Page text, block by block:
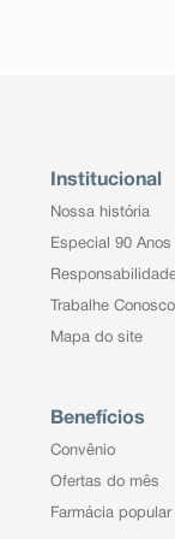
Institucional
Nossa história
Especial 90 Anos
Trabalhe Conosco
Mapa do site
Benefícios
Convênio
Ofertas do mês
Farmácia popular